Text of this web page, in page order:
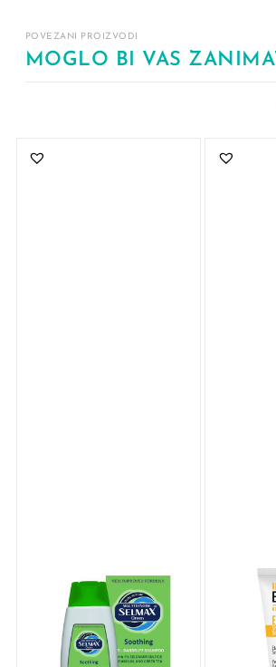
POVEZANI PROIZVODI
MOGLO BI VAS